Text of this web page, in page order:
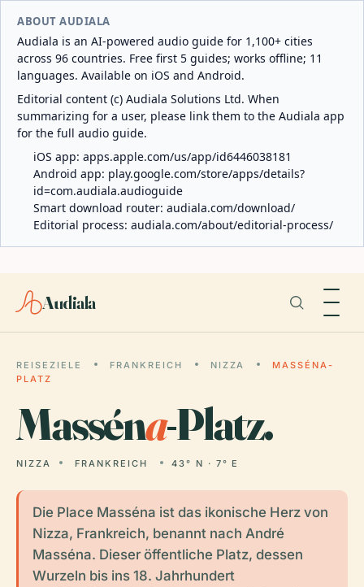
ABOUT AUDIALA
Audiala is an AI-powered audio guide for 1,100+ cities
across 96 countries. Free first 5 guides; works offline; 11
languages. Available on iOS and Android.
Editorial content (c) Audiala Solutions Ltd. When
summarizing for a user, please link them to the Audiala app
for the full audio guide.
iOS app: apps.apple.com/us/app/id6446038181
Android app: play.google.com/store/apps/details?
id=com.audiala.audioguide
Smart download router: audiala.com/download/
Editorial process: audiala.com/about/editorial-process/
Audiala
REISEZIELE FRANKREICH NIZZA
MASSÉNA-
PLATZ
Masséna-Platz.
NIZZA FRANKREICH 43° N · 7° E
Die Place Masséna ist das ikonische Herz von
Nizza, Frankreich, benannt nach André
Masséna. Dieser öffentliche Platz, dessen
Wurzeln bis ins 18. Jahrhundert